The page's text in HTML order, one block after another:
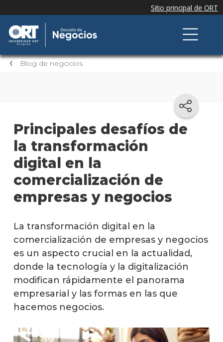
Blog de negocios
Principales desafíos de
la transformación
digital en la
comercialización de
empresas y negocios
La transformación digital en la
comercialización de empresas y negocios
es un aspecto crucial en la actualidad,
donde la tecnología y la digitalización
modifican rápidamente el panorama
empresarial y las formas en las que
hacemos negocios.